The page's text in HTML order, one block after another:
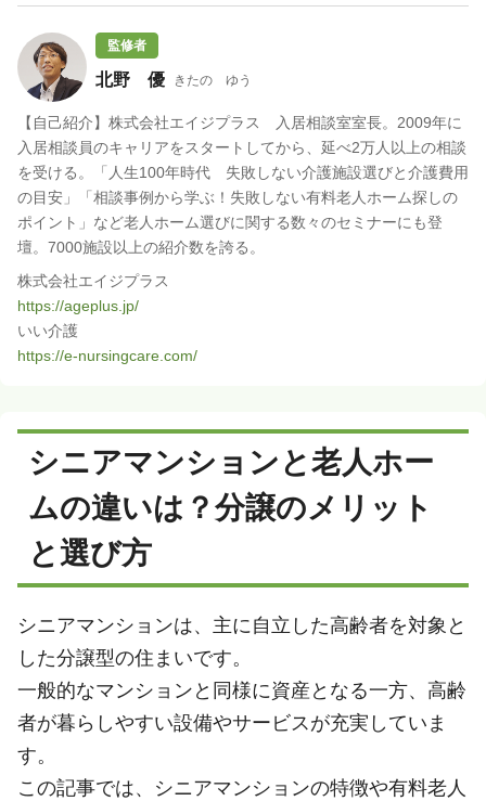
監修者
北野 優 きたの ゆう
【自己紹介】株式会社エイジプラス 入居相談室室長。2009年に
入居相談員のキャリアをスタートしてから、延べ2万人以上の相談
を受ける。「人生100年時代 失敗しない介護施設選びと介護費用
の目安」「相談事例から学ぶ！失敗しない有料老人ホーム探しの
ポイント」など老人ホーム選びに関する数々のセミナーにも登
壇。7000施設以上の紹介数を誇る。
株式会社エイジプラス
https://ageplus.jp/
いい介護
https://e-nursingcare.com/
シニアマンションと老人ホー
ムの違いは？分譲のメリット
と選び方
シニアマンションは、主に自立した高齢者を対象と
した分譲型の住まいです。
一般的なマンションと同様に資産となる一方、高齢
者が暮らしやすい設備やサービスが充実していま
す。
この記事では、シニアマンションの特徴や有料老人